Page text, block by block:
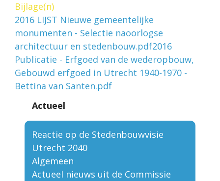
Bijlage(n)
2016 LIJST Nieuwe gemeentelijke
monumenten - Selectie naoorlogse
architectuur en stedenbouw.pdf2016
Publicatie - Erfgoed van de wederopbouw,
Gebouwd erfgoed in Utrecht 1940-1970 -
Bettina van Santen.pdf
Actueel
Reactie op de Stedenbouwvisie
Utrecht 2040
Algemeen
Actueel nieuws uit de Commissie